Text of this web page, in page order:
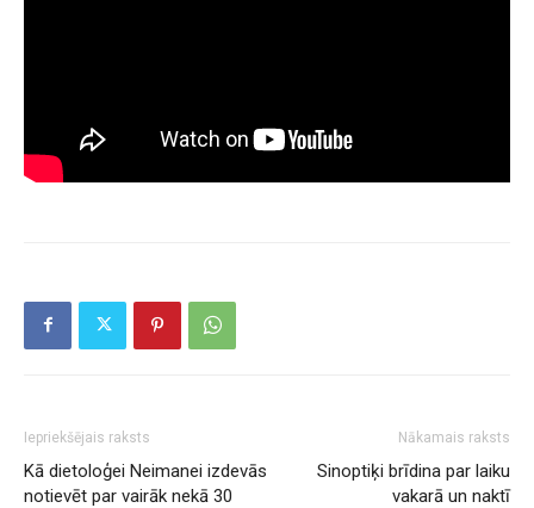
Iepriekšējais raksts
Kā dietoloģei Neimanei izdevās
notievēt par vairāk nekā 30
Nākamais raksts
Sinoptiķi brīdina par laiku
vakarā un naktī